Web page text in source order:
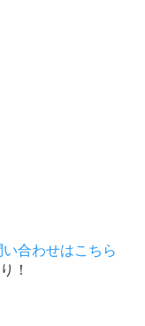
い合わせはこちら
！